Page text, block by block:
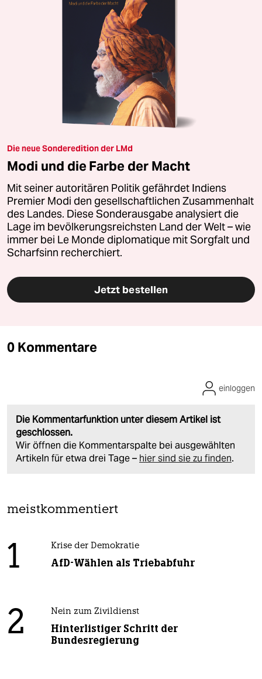
Die neue Sonderedition der LMd
Modi und die Farbe der Macht
Mit seiner autoritären Politik gefährdet Indiens
Premier Modi den gesellschaftlichen Zusammenhalt
des Landes. Diese Sonderausgabe analysiert die
Lage im bevölkerungsreichsten Land der Welt – wie
immer bei Le Monde diplomatique mit Sorgfalt und
Scharfsinn recherchiert.
Jetzt bestellen
0 Kommentare
Die Kommentarfunktion unter diesem Artikel ist
geschlossen.
Wir öffnen die Kommentarspalte bei ausgewählten
Artikeln für etwa drei Tage – hier sind sie zu finden.
einloggen
meistkommentiert
1 Krise der Demokratie
AfD-Wählen als Triebabfuhr
2 Nein zum Zivildienst
Hinterlistiger Schritt der
Bundesregierung